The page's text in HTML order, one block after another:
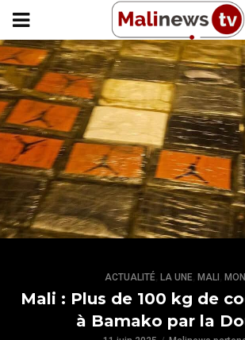
ACTUALITÉ, LA UNE, MALI
Mali : Plus de 100 kg de
à Bamako par la